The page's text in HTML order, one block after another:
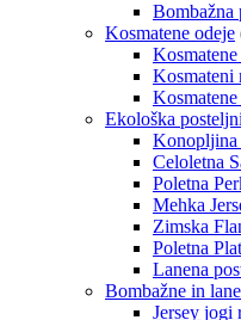
Bombažna
Kosmatene odeje
Kosmateni
Ekološka
Konopljina
Celoletna
Poletna
Mehka
Zimska
Poletna
Lanena
Bombažne in
Jersey jogi